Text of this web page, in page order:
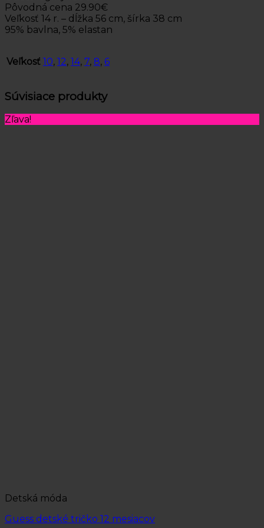
Pôvodná cena 29.90€
Veľkosť 14 r. – dĺžka 56 cm, šírka 38 cm
95% bavlna, 5% elastan
Veľkosť 10, 12, 14, 7, 8, 6
Súvisiace produkty
Zľava!
Detská móda
Guess detské tričko 12 mesiacov